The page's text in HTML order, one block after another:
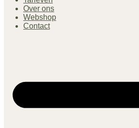
Over ons
Webshop
Contact